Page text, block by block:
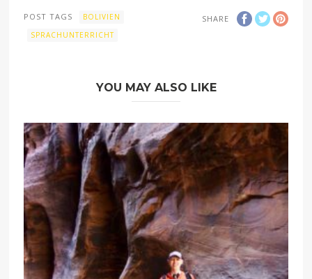
SHARE
POST TAGS
BOLIVIEN
SPRACHUNTERRICHT
YOU MAY ALSO LIKE